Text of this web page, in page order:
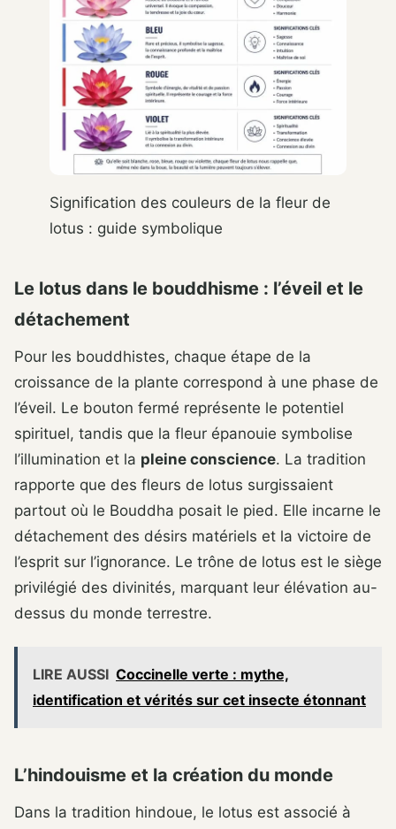
Signification des couleurs de la fleur de
lotus : guide symbolique
Le lotus dans le bouddhisme : l’éveil et le
détachement
Pour les bouddhistes, chaque étape de la
croissance de la plante correspond à une phase de
l’éveil. Le bouton fermé représente le potentiel
spirituel, tandis que la fleur épanouie symbolise
l’illumination et la pleine conscience. La tradition
rapporte que des fleurs de lotus surgissaient
partout où le Bouddha posait le pied. Elle incarne le
détachement des désirs matériels et la victoire de
l’esprit sur l’ignorance. Le trône de lotus est le siège
privilégié des divinités, marquant leur élévation au-
dessus du monde terrestre.
LIRE AUSSI Coccinelle verte : mythe,
identification et vérités sur cet insecte étonnant
L’hindouisme et la création du monde
Dans la tradition hindoue, le lotus est associé à